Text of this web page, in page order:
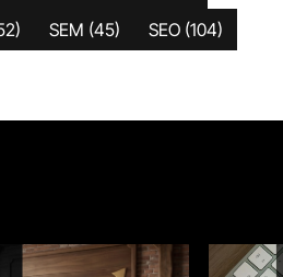
SEM (45) SEO (104)